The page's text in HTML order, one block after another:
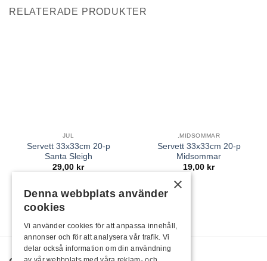
RELATERADE PRODUKTER
JUL
Servett 33x33cm 20-p
Santa Sleigh
29,00 kr
.MIDSOMMAR
Servett 33x33cm 20-p
Midsommar
19,00 kr
×
Denna webbplats använder
cookies
Vi använder cookies för att anpassa innehåll,
annonser och för att analysera vår trafik. Vi
delar också information om din användning